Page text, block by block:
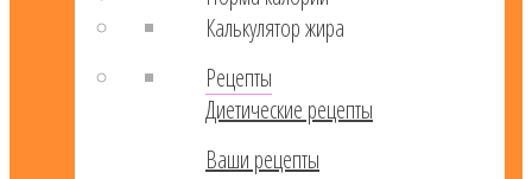
Калькулятор жира
Рецепты
Диетические рецепты
Ваши рецепты